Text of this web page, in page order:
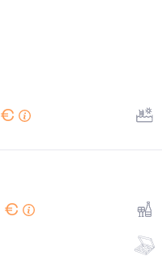
€
€